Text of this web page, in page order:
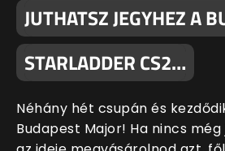
JUTHATSZ JEGYHEZ A
STARLADDER CS2…
Néhány hét csupán és
Budapest Major! Ha nincs